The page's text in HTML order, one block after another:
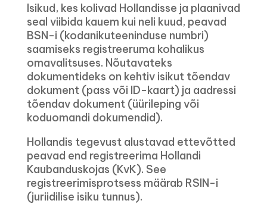
Isikud, kes kolivad Hollandisse ja plaanivad
seal viibida kauem kui neli kuud, peavad
BSN-i (kodanikuteeninduse numbri)
saamiseks registreeruma kohalikus
omavalitsuses. Nõutavateks
dokumentideks on kehtiv isikut tõendav
dokument (pass või ID-kaart) ja aadressi
tõendav dokument (üürileping või
koduomandi dokumendid).
Hollandis tegevust alustavad ettevõtted
peavad end registreerima Hollandi
Kaubanduskojas (KvK). See
registreerimisprotsess määrab RSIN-i
(juriidilise isiku tunnus).